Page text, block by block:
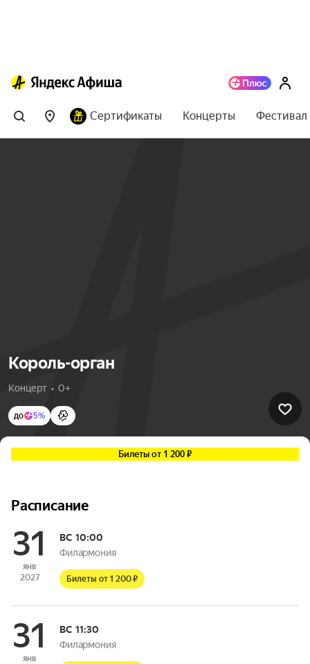
Сертификаты Концерты
Король-орган
Концерт  •  0+
до 5%
Билеты от 1 200 ₽
Расписание
31
янв
2027
ВС10:00
Филармония
Билеты от 1 200 ₽
31
янв
ВС11:30
Филармония